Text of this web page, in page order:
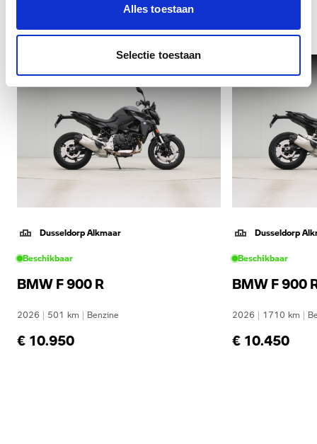
Alles toestaan
Selectie toestaan
Interessant voor u
Dusseldorp Alkmaar
Beschikbaar
BMW F 900 R
2026 | 501 km | Benzine
€ 10.950
Dusseldorp
Beschikbaar
BMW F 900
2026 | 1710 km |
€ 10.450